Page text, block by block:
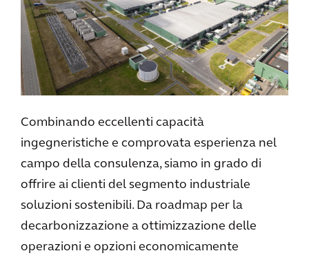
Combinando eccellenti capacità
ingegneristiche e comprovata esperienza nel
campo della consulenza, siamo in grado di
offrire ai clienti del segmento industriale
soluzioni sostenibili. Da roadmap per la
decarbonizzazione a ottimizzazione delle
operazioni e opzioni economicamente